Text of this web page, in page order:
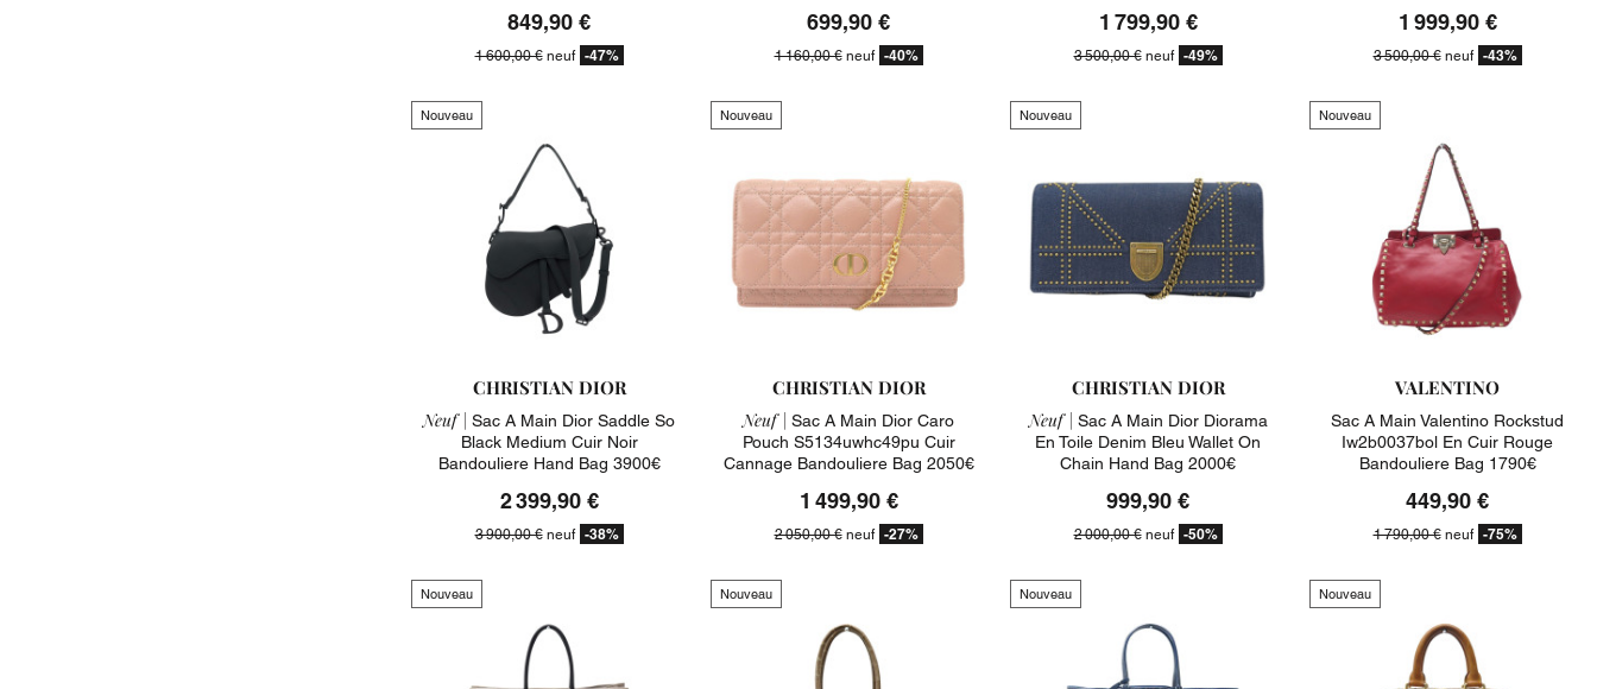
849,90 €
1 600,00 €neuf -47%
699,90 €
1 160,00 €neuf -40%
1 799,90 €
3 500,00 €neuf -49%
1 999,90 €
3 500,00 €neuf -43%
Nouveau
CHRISTIAN DIOR
Neuf | Sac A Main Dior Saddle So
Black Medium Cuir Noir
Bandouliere Hand Bag 3900€
2 399,90 €
3 900,00 €neuf -38%
Nouveau
CHRISTIAN DIOR
Neuf | Sac A Main Dior Caro
Pouch S5134uwhc49pu Cuir
Cannage Bandouliere Bag 2050€
1 499,90 €
2 050,00 €neuf -27%
Nouveau
CHRISTIAN DIOR
Neuf | Sac A Main Dior Diorama
En Toile Denim Bleu Wallet On
Chain Hand Bag 2000€
999,90 €
2 000,00 €neuf -50%
Nouveau
VALENTINO
Sac A Main Valentino Rockstud
Iw2b0037bol En Cuir Rouge
Bandouliere Bag 1790€
449,90 €
1 790,00 €neuf -75%
Nouveau Nouveau Nouveau Nouveau